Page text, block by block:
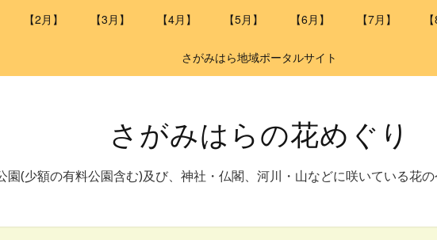
【2月】 【3月】 【4月】 【5月】 【6月】 【7月】
さがみはら地域ポータルサイト
さがみはらの花めぐり
園(少額の有料公園含む)及び、神社・仏閣、河川・山などに咲いている花